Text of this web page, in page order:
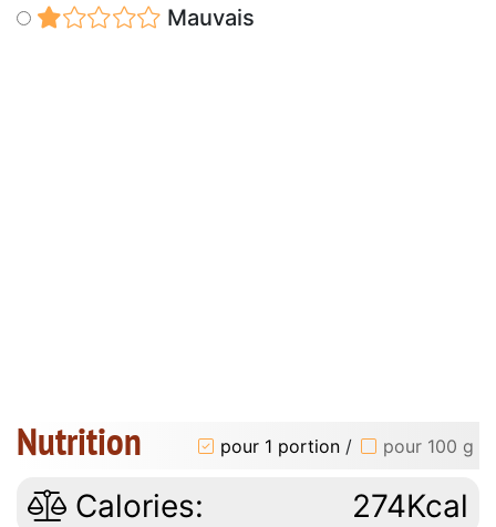
Mauvais
Nutrition pour 1 portion / pour 100 g
Calories: 274Kcal